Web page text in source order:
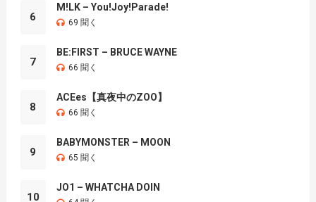
6
M!LK – You!Joy!Parade!
69 聞く
7
BE:FIRST – BRUCE WAYNE
66 聞く
8
ACEes【真夜中のZOO】
66 聞く
9
BABYMONSTER – MOON
65 聞く
10
JO1 – WHATCHA DOIN